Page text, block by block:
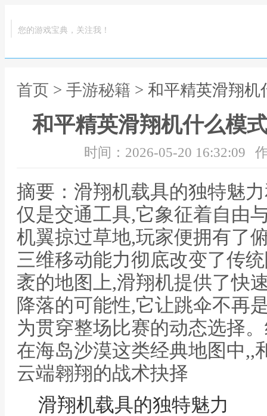
您的游戏宝典，关注我！
首页 > 手游秘籍 > 和平精英滑翔
和平精英滑翔机什么模
时间：2026-05-20 16:32:09
摘要：滑翔机载具的独特魅
仅是交通工具,它象征着自由
机翼掠过草地,玩家便拥有了
三维移动能力彻底改变了传
袤的地图上,滑翔机提供了快
降落的可能性,它让跳伞不再
为贯穿整场比赛的动态选择
在海岛沙漠这类经典地图中,,
云端翱翔的战术抉择
滑翔机载具的独特魅力